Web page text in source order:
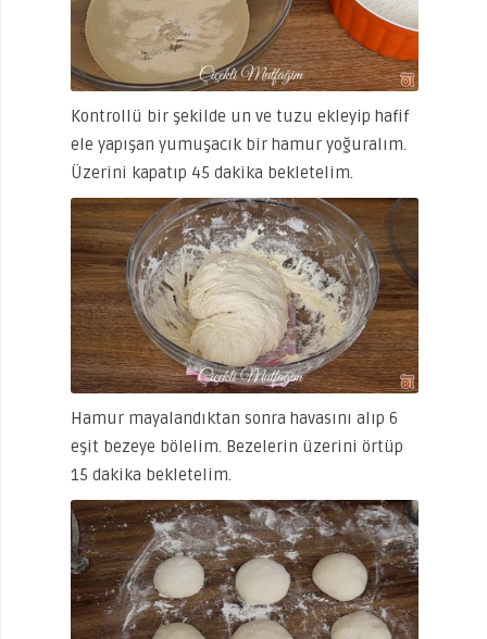
Kontrollü bir şekilde un ve tuzu ekleyip hafif
ele yapışan yumuşacık bir hamur yoğuralım.
Üzerini kapatıp 45 dakika bekletelim.
Hamur mayalandıktan sonra havasını alıp 6
eşit bezeye bölelim. Bezelerin üzerini örtüp
15 dakika bekletelim.